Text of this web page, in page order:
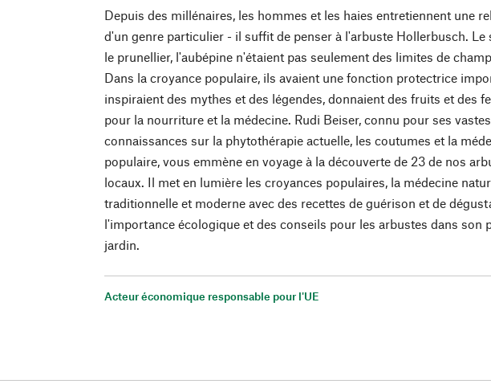
Depuis des millénaires, les hommes et les haies entretiennent une
d'un genre particulier - il suffit de penser à l'arbuste Hollerbusch. Le
le prunellier, l'aubépine n'étaient pas seulement des limites de
Dans la croyance populaire, ils avaient une fonction protectrice
inspiraient des mythes et des légendes, donnaient des fruits et des
pour la nourriture et la médecine. Rudi Beiser, connu pour ses vastes
connaissances sur la phytothérapie actuelle, les coutumes et la
populaire, vous emmène en voyage à la découverte de 23 de nos
locaux. Il met en lumière les croyances populaires, la médecine
traditionnelle et moderne avec des recettes de guérison et de
l'importance écologique et des conseils pour les arbustes dans son
jardin.
Acteur économique responsable pour l'UE